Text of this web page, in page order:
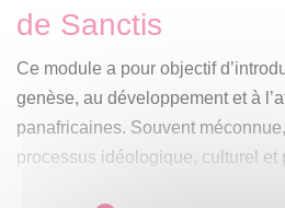
de Sanctis
Ce module a pour objectif
genèse, au développement et à
panafricaines. Souvent
processus idéologique, culturel et